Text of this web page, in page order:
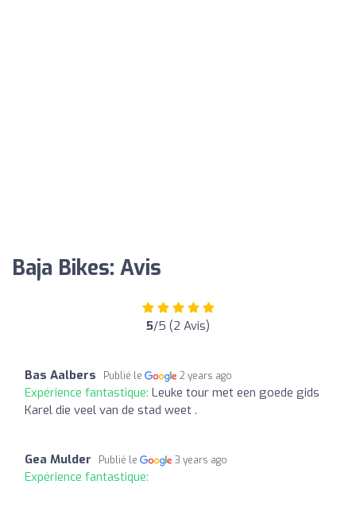
Baja Bikes: Avis
5/5 (2 Avis)
Bas Aalbers Publié le 2 years ago
Expérience fantastique: Leuke tour met een goede gids
Karel die veel van de stad weet .
Gea Mulder Publié le 3 years ago
Expérience fantastique: